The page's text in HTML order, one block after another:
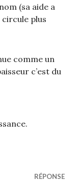
(sa aide a
plus
comme un
c’est du
RÉPONSE